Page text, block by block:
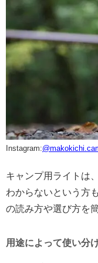
Instagram:
キャンプ用ライトは
わからないという方
の読み方や選び方を
用途によって使い分